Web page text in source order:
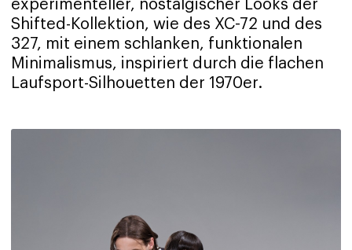
experimenteller, nostalgischer Looks der
Shifted-Kollektion, wie des XC-72 und des
327, mit einem schlanken, funktionalen
Minimalismus, inspiriert durch die flachen
Laufsport-Silhouetten der 1970er.